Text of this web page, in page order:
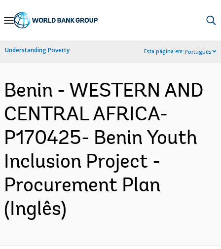
Skip
Navigation
Understanding Poverty Esta página em:Português
Benin - WESTERN AND
CENTRAL AFRICA-
P170425- Benin Youth
Inclusion Project -
Procurement Plan
(Inglês)